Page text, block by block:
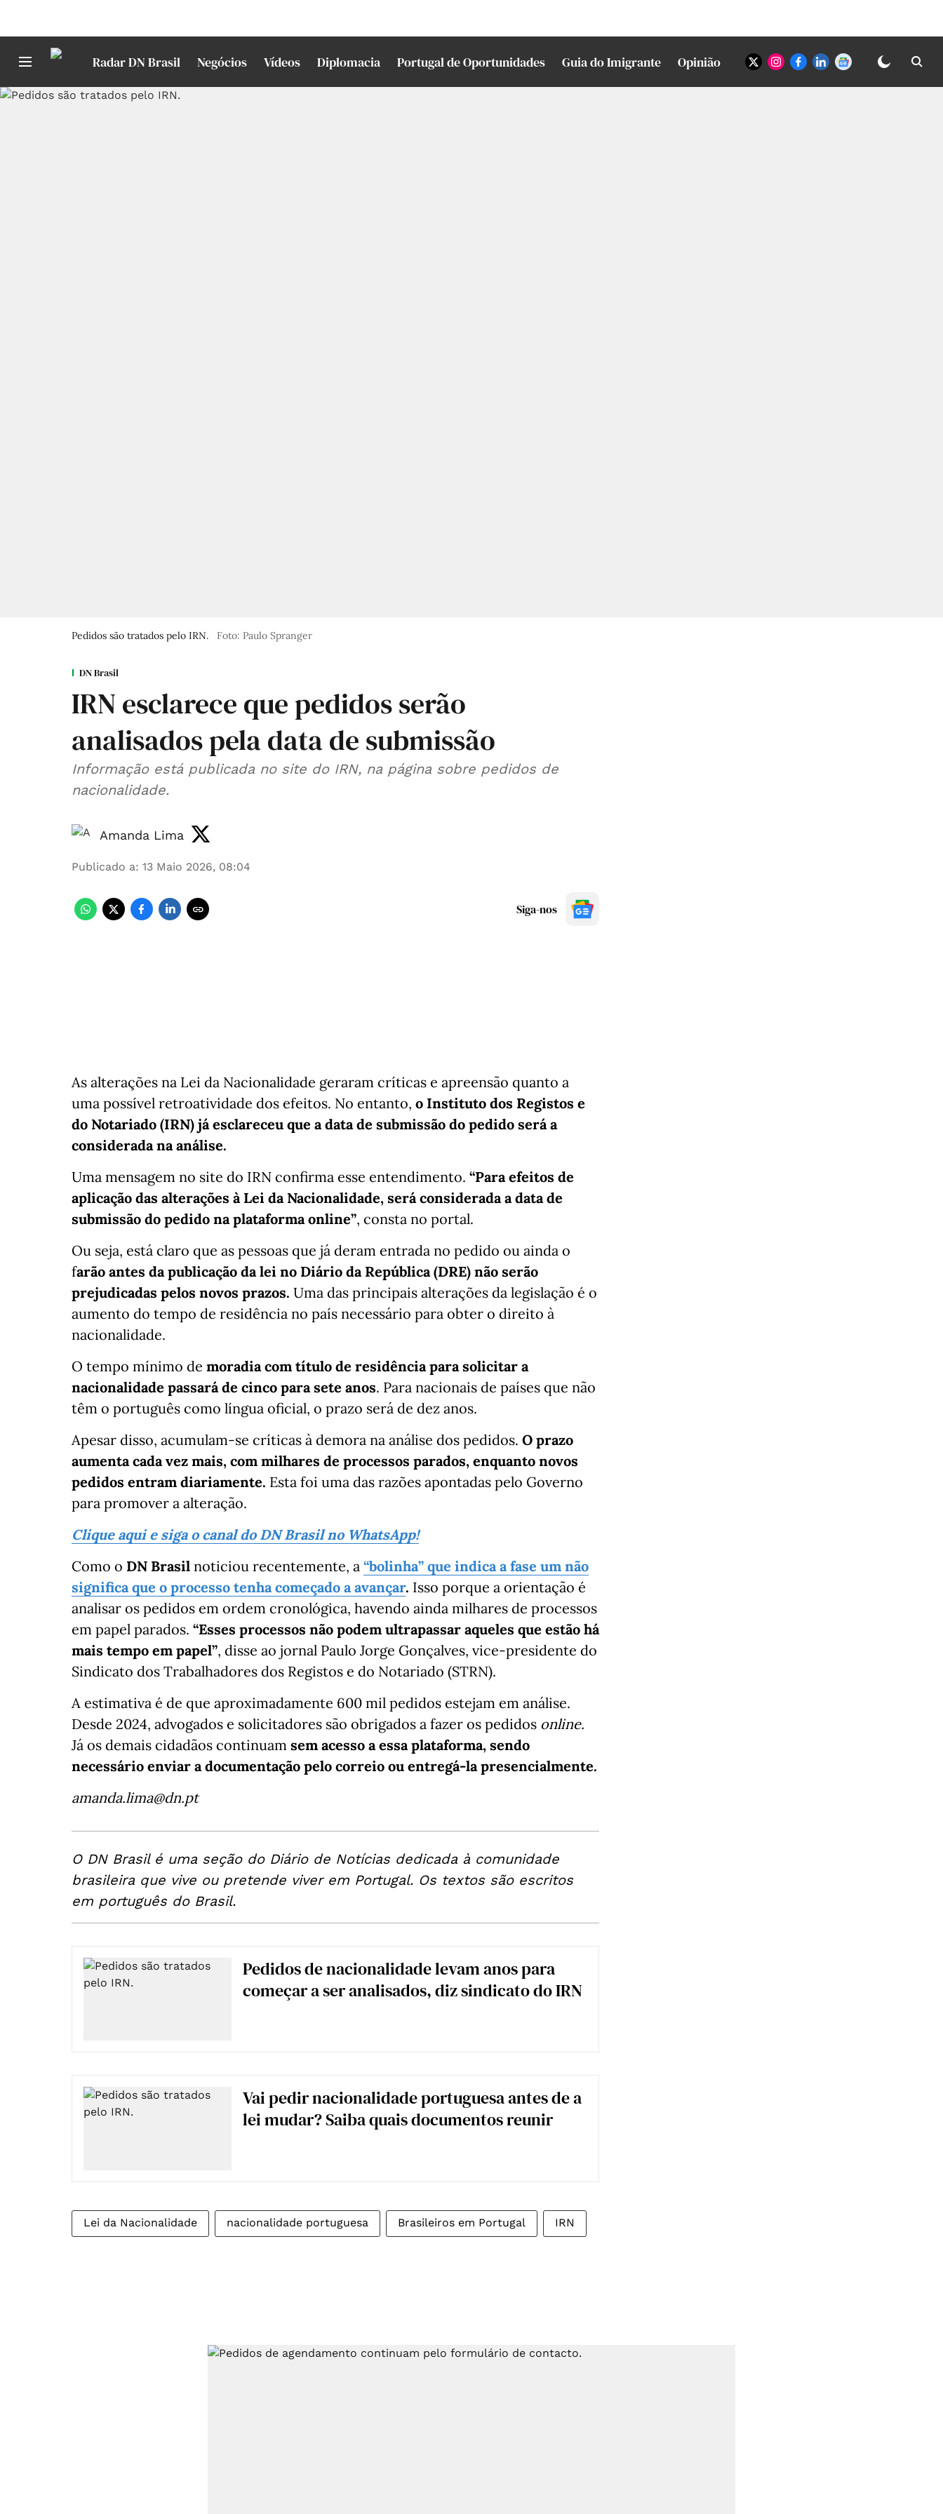
Radar DN Brasil Negócios Vídeos Diplomacia Portugal de Oportunidades Guia do Imigrante Opinião
Pedidos são tratados pelo IRN. Foto: Paulo Spranger
DN Brasil
IRN esclarece que pedidos serão
analisados pela data de submissão
Informação está publicada no site do IRN, na página sobre pedidos de
nacionalidade.
Amanda Lima
Publicado a: 13 Maio 2026, 08:04
Siga-nos
As alterações na Lei da Nacionalidade geraram críticas e apreensão quanto a
uma possível retroatividade dos efeitos. No entanto, o Instituto dos Registos e
do Notariado (IRN) já esclareceu que a data de submissão do pedido será a
considerada na análise.
Uma mensagem no site do IRN confirma esse entendimento. “Para efeitos de
aplicação das alterações à Lei da Nacionalidade, será considerada a data de
submissão do pedido na plataforma online”, consta no portal.
Ou seja, está claro que as pessoas que já deram entrada no pedido ou ainda o
farão antes da publicação da lei no Diário da República (DRE) não serão
prejudicadas pelos novos prazos. Uma das principais alterações da legislação é o
aumento do tempo de residência no país necessário para obter o direito à
nacionalidade.
O tempo mínimo de moradia com título de residência para solicitar a
nacionalidade passará de cinco para sete anos. Para nacionais de países que não
têm o português como língua oficial, o prazo será de dez anos.
Apesar disso, acumulam-se críticas à demora na análise dos pedidos. O prazo
aumenta cada vez mais, com milhares de processos parados, enquanto novos
pedidos entram diariamente. Esta foi uma das razões apontadas pelo Governo
para promover a alteração.
Clique aqui e siga o canal do DN Brasil no WhatsApp!
Como o DN Brasil noticiou recentemente, a “bolinha” que indica a fase um não
significa que o processo tenha começado a avançar. Isso porque a orientação é
analisar os pedidos em ordem cronológica, havendo ainda milhares de processos
em papel parados. “Esses processos não podem ultrapassar aqueles que estão há
mais tempo em papel”, disse ao jornal Paulo Jorge Gonçalves, vice-presidente do
Sindicato dos Trabalhadores dos Registos e do Notariado (STRN).
A estimativa é de que aproximadamente 600 mil pedidos estejam em análise.
Desde 2024, advogados e solicitadores são obrigados a fazer os pedidos online.
Já os demais cidadãos continuam sem acesso a essa plataforma, sendo
necessário enviar a documentação pelo correio ou entregá-la presencialmente.
amanda.lima@dn.pt
O DN Brasil é uma seção do Diário de Notícias dedicada à comunidade
brasileira que vive ou pretende viver em Portugal. Os textos são escritos
em português do Brasil.
Pedidos de nacionalidade levam anos para
começar a ser analisados, diz sindicato do IRN
Vai pedir nacionalidade portuguesa antes de a
lei mudar? Saiba quais documentos reunir
Lei da Nacionalidade nacionalidade portuguesa Brasileiros em Portugal IRN